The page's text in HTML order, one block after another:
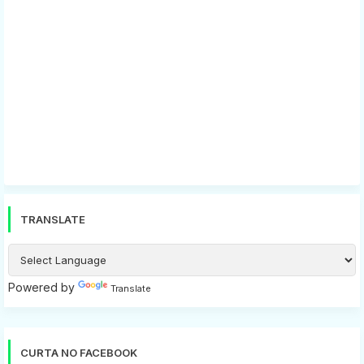
TRANSLATE
Powered by Translate
CURTA NO FACEBOOK